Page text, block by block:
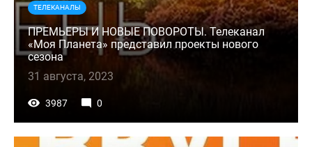
ТЕЛЕКАНАЛЫ
ПРЕМЬЕРЫ И НОВЫЕ ПОВОРОТЫ. Телеканал
«Моя Планета» представил проекты нового
сезона
31 августа, 2023
3987 0